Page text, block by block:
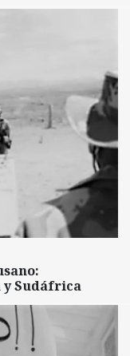
Sudáfrica